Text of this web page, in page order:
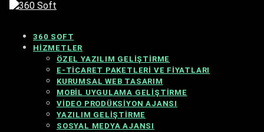
360 SOFT
HIZMETLER
ÖZEL YAZILIM GELIŞTIRME
E-TICARET PAKETLERI VE FIYATLARI
KURUMSAL WEB TASARIM
MOBIL UYGULAMA GELIŞTIRME
VIDEO PRODÜKSIYON AJANSI
YAZILIM GELIŞTIRME
SOSYAL MEDYA AJANSI